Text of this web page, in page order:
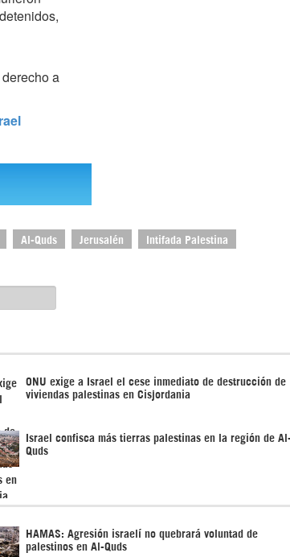
a
Al-Quds Jerusalén Intifada Palestina
ONU exige a Israel el cese inmediato de destrucción de
viviendas palestinas en Cisjordania
Israel confisca más tierras palestinas en la región de Al-
Quds
HAMAS: Agresión israelí no quebrará voluntad de
palestinos en Al-Quds